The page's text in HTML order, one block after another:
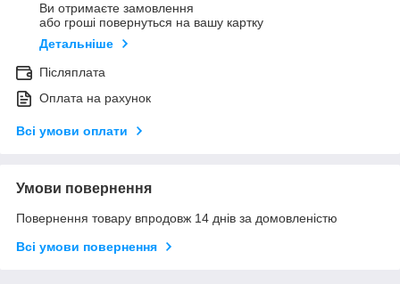
Ви отримаєте замовлення
або гроші повернуться на вашу картку
Детальніше
Післяплата
Оплата на рахунок
Всі умови оплати
Умови повернення
Повернення товару впродовж 14 днів за домовленістю
Всі умови повернення